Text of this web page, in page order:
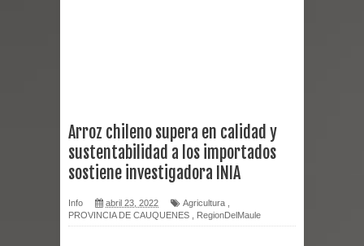
equipos en la Fiesta del Chancho
2026 en Talca
Alerta por hantavirus: expertos piden
Arroz chileno supera en calidad y
sustentabilidad a los importados
sostiene investigadora INIA
Info abril 23, 2022 Agricultura
PROVINCIA DE CAUQUENES
RegionDelMaule